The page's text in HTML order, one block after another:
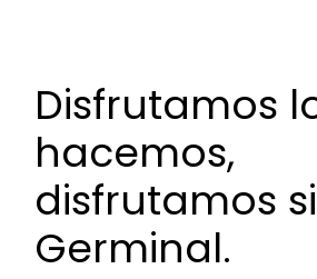
Disfrutamos
hacemos,
disfrutamos
Germinal.